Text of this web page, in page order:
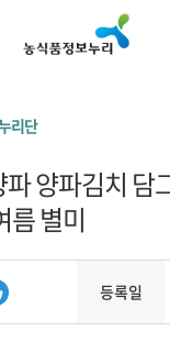
리단
양파김치 담
름 별미
등록일